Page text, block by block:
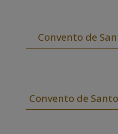
Convento de
Convento de